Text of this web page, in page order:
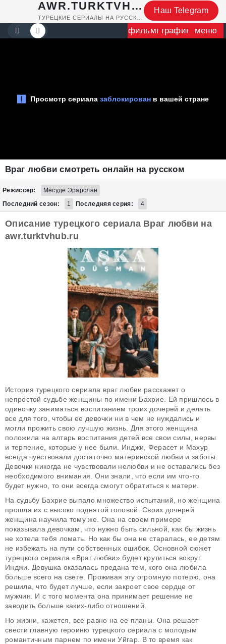
AWR.TURKTVHUB.RU Наш Telegram
фильмыграфик меню
Враг любви смотреть онлайн на русском
Режиссер:
Месуде Эрарслан
Последний сезон:
1 Последняя серия: 4
Описание турецкого сериала Враг любви на
awr.turktvhub.ru
История турецкого сериала враг любви расскажет о
непростой судьбе женщины по имени Бахрие. Ей пришлось в
одиночку заниматься воспитанием троих дочерей и делать
все для того, чтобы ее девочки ни в чем не нуждались и
могли прожить свою лучшую жизнь. Для этого женщина
положила на алтарь воспитания детей все свои силы, нервы
и терпение, которые у нее были. Инджи, Ферасет и Махур
всегда чувствовали достаточно материнской любви и заботы.
Девочки никогда не чувствовали нелюбви и не оставались без
необходимого внимания. Они знали, что если им что-то
будет нужно, то они всегда смогут обратиться к матери.
На судьбу Бахрие выпало множество испытаний, но женщина
прошла их с высоко поднятой головой. Своих дочерей
женщина научила тому же. Она на своем примере
показывала девочкам, что нужно быть сильной, как бы жизнь
не хотела тебя ломать. Но как бы она не старалась, ее детям
не избежать на пути собственных ошибок. Основной сюжет
турецкого сериала «Враг любви» будет крутиться вокруг
Инджи. Девушка оказалась предана тем, кого она любила
больше всего на свете. Проживая эту огромную потерю, она
решила, что будет лучше, если закроет свое сердце от
мужчин. И с того момента она принимает решение не
заводить больше каких-либо отношений.
Но жизни, кажется, все равно на ее планы. Она решает
свести главную героиню турецкого сериала с молодым
романтичным парнем по имени Уйгар. В то время как